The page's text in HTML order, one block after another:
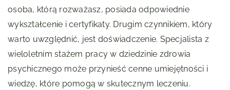
osoba, którą rozważasz, posiada odpowiednie
wykształcenie i certyfikaty. Drugim czynnikiem, który
warto uwzględnić, jest doświadczenie. Specjalista z
wieloletnim stażem pracy w dziedzinie zdrowia
psychicznego może przynieść cenne umiejętności i
wiedzę, które pomogą w skutecznym leczeniu.